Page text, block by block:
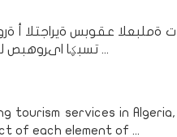
ت ةملبعلا عقوبس ةيراجتلا أ
تسبؼا اىروهبص لذا ابؽاصيا ه نم ؼد بْكلهتسبؼا ، ك ةينىذ ةناكم ىلع ؿوصبغا لجا نم اذى ةمادتسم ك نع ةزيبف ...
tourism services in Algeria,
of each element of ...